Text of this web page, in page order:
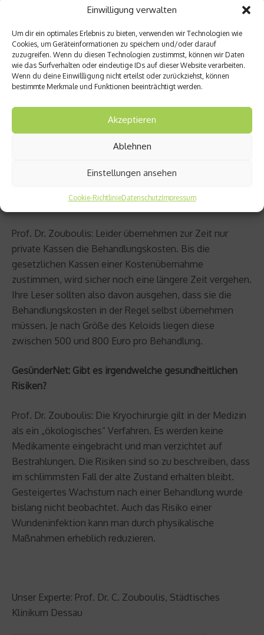
Einwilligung verwalten
Um dir ein optimales Erlebnis zu bieten, verwenden wir Technologien wie
Cookies, um Geräteinformationen zu speichern und/oder darauf
zuzugreifen. Wenn du diesen Technologien zustimmst, können wir Daten
wie das Surfverhalten oder eindeutige IDs auf dieser Website verarbeiten.
Wenn du deine Einwillligung nicht erteilst oder zurückziehst, können
bestimmte Merkmale und Funktionen beeinträchtigt werden.
Akzeptieren
Ablehnen
Einstellungen ansehen
Cookie-RichtlinieDatenschutzImpressum
GesünderNet: Wem würden Sie zu einer solchen
Prof. Dr. Zouboulis: Im Prinzip können sich 99 Prozent
aller Keloidpatienten angesprochen fühlen. Es gibt
einige wenige Gegenanzeigen, die aber einer genauen
Beratungsgespräch und speziellen Voruntersuchungen
vorbehalten bleiben sollten.
Behandlungskosten? Was würde die Behandlung an
Durchmesser kosten ?
Prof. Dr. Zouboulis: Leider übernehmen zur Zeit nur
private Kassen die Behandlungskosten. Bis die
gesetzlichen Kassen einer Kostenübernahme
zustimmen, wird sicher noch eine längere Zeit vergehen.
Ihre Leser sollten also davon ausgehen, dass sie die
Behandlungskosten in der Regel selbst übernehmen
müssen. Je nach Größe des Keloids liegen diese
zwischen 500 und 800 Euro pro Behandlung.
GesünderNet: Gibt es irgendwelche gesundheitlichen
Risiken?
Prof. Dr. Zouboulis: Die Kryochirurgie gilt in der Medizin
als ein „ökologisches“ Verfahren. Es werden keine
Medikamente eingebracht und man verzichtet auf
Bestrahlungen. Die Risiken sind so zu beschreiben, dass
im schlimmsten Fall der alte Zustand erhalten bleibt.
Gesteigertes Wachstum nach einer Behandlung wurde
bislang nicht beobachtet. Auch das Risiko einer
Wundeninfektion kann man durch physikalische
Maßnahmen erheblich reduzieren.
Unser Experte: Prof. Dr. C. Zouboulis, Städtisches
Klinikum Dessau